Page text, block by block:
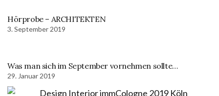
Hörprobe – ARCHITEKTEN
3. September 2019
Was man sich im September vornehmen sollte…
29. Januar 2019